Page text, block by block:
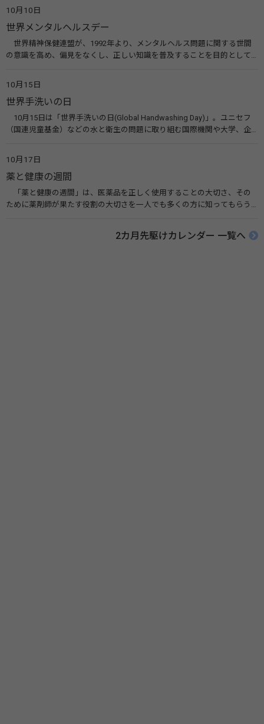
会）
10月10日
世界メンタルヘルスデー
世界精神保健連盟が、1992年より、メンタルヘルス問題に関する世間
の意識を高め、偏見をなくし、正しい知識を普及することを目的として、
す。 関連リンク 世界メンタルヘルスデー（厚生労働省） 働く人のメンタ
ルヘルス・ポータルサイト「こころの耳」（厚生労働省）
10月15日
世界手洗いの日
10月15日は「世界手洗いの日(Global Handwashing Day)」。ユニセフ
（国連児童基金）などの水と衛生の問題に取り組む国際機関や大学、企
10月17日
薬と健康の週間
「薬と健康の週間」は、医薬品を正しく使用することの大切さ、その
ために薬剤師が果たす役割の大切さを一人でも多くの方に知ってもらう
伝えたい！薬との付き合い方」（保健指導リソースガイド）
2カ月先駆けカレンダー 一覧へ